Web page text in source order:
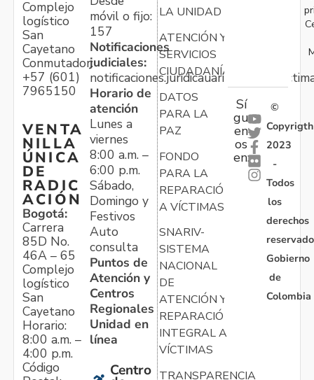
Complejo
logístico
San
Cayetano
Conmutador:
+57 (601)
7965150
VENTA
NILLA
ÚNICA
DE
RADIC
ACIÓN
Bogotá:
Carrera
85D No.
46A – 65
Complejo
logístico
San
Cayetano
Horario:
8:00 a.m. –
4:00 p.m.
Código
móvil o fijo:
157
Notificaciones
judiciales:
Horario de
atención
Lunes a
viernes
8:00 a.m. –
6:00 p.m.
Sábado,
Domingo y
Festivos
Auto
consulta
Puntos de
Atención y
Centros
Regionales
Unidad en
línea
Centro
LA UNIDAD
ATENCIÓN Y
SERVICIOS
CIUDADANÍA
DATOS
PARA LA
PAZ
FONDO
PARA LA
REPARACIÓN
A VÍCTIMAS
SNARIV-
SISTEMA
NACIONAL
DE
ATENCIÓN Y
REPARACIÓN
INTEGRAL A
VÍCTIMAS
TRANSPARENCIA
Sí
gu
en
os
en:
©
Copyrigth
2023
-
Todos
los
derechos
Gobierno
de
Colombia